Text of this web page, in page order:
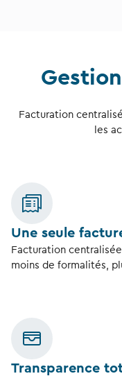
Facturation
les
Une seule
Facturation
moins de formalités,
Transparence